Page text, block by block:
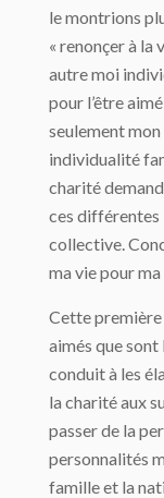
le montrions
« renonçer à la
autre moi
pour l’être
seulement
individualité
charité
ces différentes
collective.
ma vie pour
Cette première
aimés que
conduit à les
la charité aux
passer de la
personnalités
famille et la